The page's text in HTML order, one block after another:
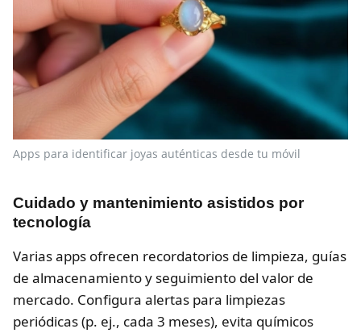
Apps para identificar joyas auténticas desde tu móvil
Cuidado y mantenimiento asistidos por
tecnología
Varias apps ofrecen recordatorios de limpieza, guías
de almacenamiento y seguimiento del valor de
mercado. Configura alertas para limpiezas
periódicas (p. ej., cada 3 meses), evita químicos